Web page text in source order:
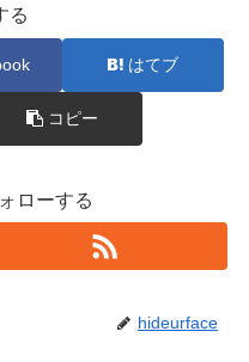
る
はてブ
コピー
ローする
hideurface